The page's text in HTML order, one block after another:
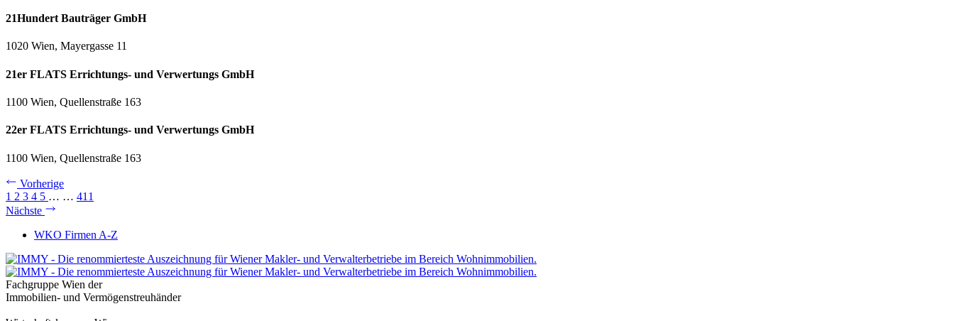
21Hundert Bauträger GmbH
1020 Wien, Mayergasse 11
21er FLATS Errichtungs- und Verwertungs GmbH
1100 Wien, Quellenstraße 163
22er FLATS Errichtungs- und Verwertungs GmbH
1100 Wien, Quellenstraße 163
Vorherige
1 2 3 4 5 … … 411
Nächste
WKO Firmen A-Z
Fachgruppe Wien der
Immobilien- und Vermögenstreuhänder